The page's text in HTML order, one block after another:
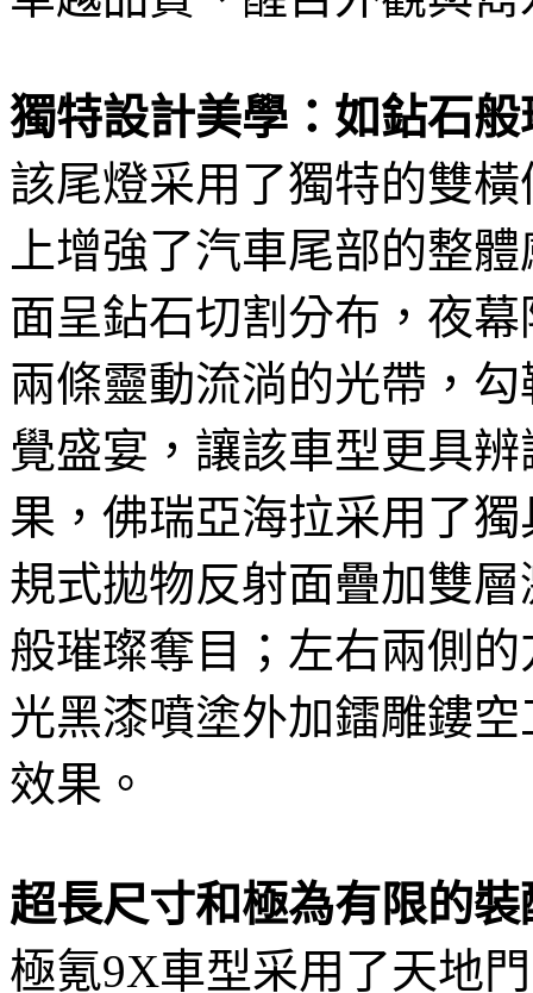
獨特設計美學：如鉆石
該尾燈采用了獨特的雙
上增強了汽車尾部的整
面呈鉆石切割分布，夜
兩條靈動流淌的光帶，
覺盛宴，讓該車型更具
果，佛瑞亞海拉采用了
規式拋物反射面疊加雙
般璀璨奪目；左右兩側
光黑漆噴塗外加鐳雕鏤
效果。
超長尺寸和極為有限的裝
極氪9X車型采用了天地